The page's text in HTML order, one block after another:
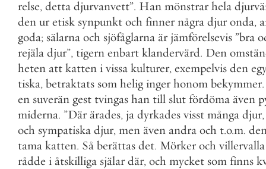
relse, detta djurvanvett”. Han mönstrar hela
den ur etisk synpunkt och finner några djur onda,
goda; sälarna och sjöfåglarna är jämförelsevis ”bra
rejäla djur”, tigern enbart klandervärd. Den
heten att katten i vissa kulturer, exempelvis den
tiska, betraktats som helig inger honom bekymmer.
en suverän gest tvingas han till slut fördöma även
miderna. ”Där ärades, ja dyrkades visst många djur,
och sympatiska djur, men även andra och t.o.m.
tama katten. Så berättas det. Mörker och villervalla
rådde i åtskilliga själar där, och mycket som finns